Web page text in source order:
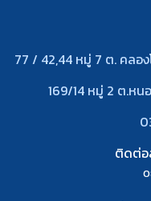
77 / 42,44 หมู่ 7 ต. คลอ
169/14 หมู่ 2 ต.หน
ติดต่